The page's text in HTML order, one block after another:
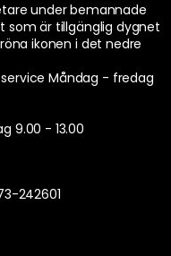
under bemannade
som är tillgänglig dygnet
ikonen i det nedre
Måndag - fredag
9.00 - 13.00
242601